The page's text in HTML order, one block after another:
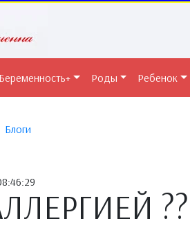
Беременность+ Роды Ребенок
Блоги